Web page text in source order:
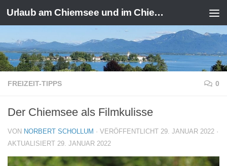
Zum Inhalt springen Urlaub am Chiemsee und im Chiemgau
FREIZEIT-TIPPS 0
Der Chiemsee als Filmkulisse
VON NORBERT SCHOLLUM · VERÖFFENTLICHT 29. JANUAR 2022 ·
AKTUALISIERT 29. JANUAR 2022